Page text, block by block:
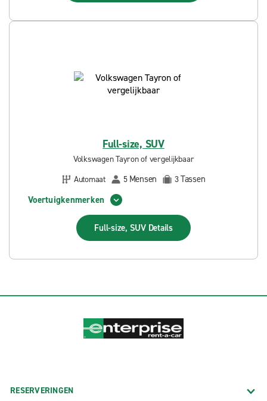
Full-size, SUV
Volkswagen Tayron of vergelijkbaar
Automaat
5 Mensen 3Tassen
Voertuigkenmerken
Full-size, SUV Details
RESERVERINGEN